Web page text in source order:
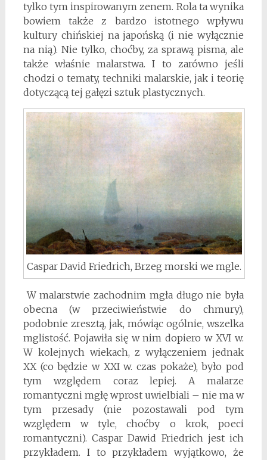
tylko tym inspirowanym zenem. Rola ta wynika
bowiem także z bardzo istotnego wpływu
kultury chińskiej na japońską (i nie wyłącznie
na nią). Nie tylko, choćby, za sprawą pisma, ale
także właśnie malarstwa. I to zarówno jeśli
chodzi o tematy, techniki malarskie, jak i teorię
dotyczącą tej gałęzi sztuk plastycznych.
Caspar David Friedrich, Brzeg morski we mgle.
W malarstwie zachodnim mgła długo nie była
obecna (w przeciwieństwie do chmury),
podobnie zresztą, jak, mówiąc ogólnie, wszelka
mglistość. Pojawiła się w nim dopiero w XVI w.
W kolejnych wiekach, z wyłączeniem jednak
XX (co będzie w XXI w. czas pokaże), było pod
tym względem coraz lepiej. A malarze
romantyczni mgłę wprost uwielbiali – nie ma w
tym przesady (nie pozostawali pod tym
względem w tyle, choćby o krok, poeci
romantyczni). Caspar Dawid Friedrich jest ich
przykładem. I to przykładem wyjątkowo, że